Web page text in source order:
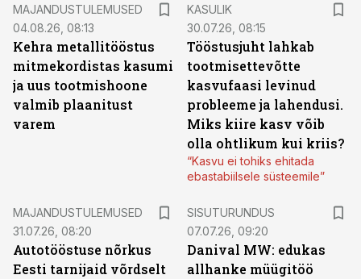
MAJANDUSTULEMUSED
04.08.26, 08:13
Kehra metallitööstus
mitmekordistas kasumi
ja uus tootmishoone
valmib plaanitust
varem
KASULIK
30.07.26, 08:15
Tööstusjuht lahkab
tootmisettevõtte
kasvufaasi levinud
probleeme ja lahendusi.
Miks kiire kasv võib
olla ohtlikum kui kriis?
“Kasvu ei tohiks ehitada
ebastabiilsele süsteemile”
MAJANDUSTULEMUSED
31.07.26, 08:20
Autotööstuse nõrkus
Eesti tarnijaid võrdselt
SISUTURUNDUS
07.07.26, 09:20
Danival MW: edukas
allhanke müügitöö